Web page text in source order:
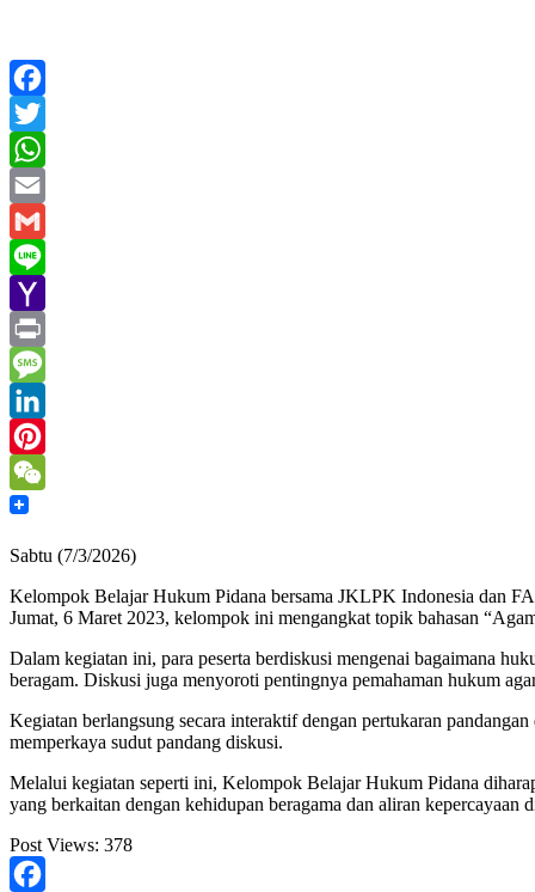
Facebook
Twitter
WhatsApp
Email
Gmail
Line
Yahoo
Mail
Print
Message
LinkedIn
Pinterest
WeChat
Sabtu (7/3/2026)
Kelompok Belajar Hukum Pidana bersama JKLPK Indonesia dan
Jumat, 6 Maret 2023, kelompok ini mengangkat topik bahasan
Dalam kegiatan ini, para peserta berdiskusi mengenai bagaimana
beragam. Diskusi juga menyoroti pentingnya pemahaman hukum
Kegiatan berlangsung secara interaktif dengan pertukaran pandangan
memperkaya sudut pandang diskusi.
Melalui kegiatan seperti ini, Kelompok Belajar Hukum Pidana
yang berkaitan dengan kehidupan beragama dan aliran kepercayaan
Post Views: 378